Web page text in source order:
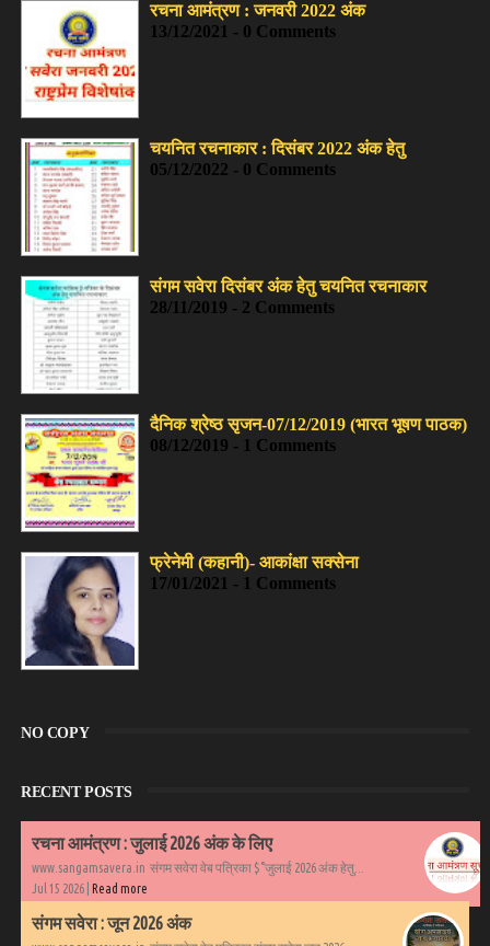
रचना आमंत्रण : जनवरी 2022 अंक
13/12/2021 - 0 Comments
चयनित रचनाकार : दिसंबर 2022 अंक हेतु
05/12/2022 - 0 Comments
संगम सवेरा दिसंबर अंक हेतु चयनित रचनाकार
28/11/2019 - 2 Comments
दैनिक श्रेष्ठ सृजन-07/12/2019 (भारत भूषण पाठक)
08/12/2019 - 1 Comments
फ्रेनेमी (कहानी)- आकांक्षा सक्सेना
17/01/2021 - 1 Comments
NO COPY
RECENT POSTS
रचना आमंत्रण : जुलाई 2026 अंक के लिए
www.sangamsavera.in संगम सवेरा वेब पत्रिका $°जुलाई 2026 अंक हेतु...
Jul 15 2026 | Read more
संगम सवेरा : जून 2026 अंक